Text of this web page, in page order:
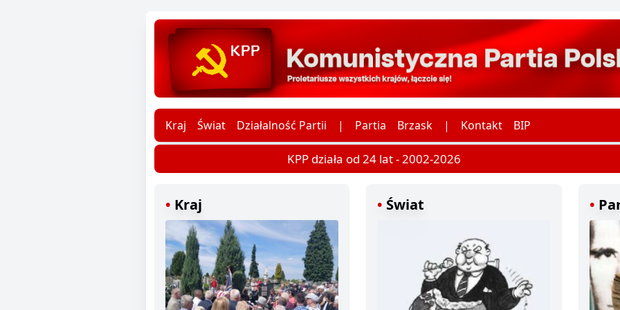
Kraj Świat Działalność Partii | Partia Brzask | Kontakt BIP
KPP działa od 24 lat - 2002-2026
Kraj Świat